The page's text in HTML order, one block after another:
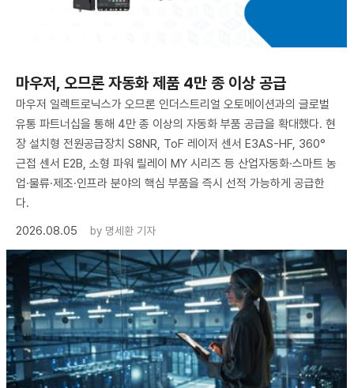
마우저, 오므론 자동화 제품 4만 종 이상 공급
마우저 일렉트로닉스가 오므론 인더스트리얼 오토메이션과의 글로벌
유통 파트너십을 통해 4만 종 이상의 자동화 부품 공급을 확대했다. 현
장 설치형 전원공급장치 S8NR, ToF 레이저 센서 E3AS-HF, 360°
근접 센서 E2B, 소형 파워 릴레이 MY 시리즈 등 산업자동화·스마트 농
업·물류·제조·인프라 분야의 핵심 부품을 즉시 선적 가능하게 공급한
다.
2026.08.05
by 명세환 기자